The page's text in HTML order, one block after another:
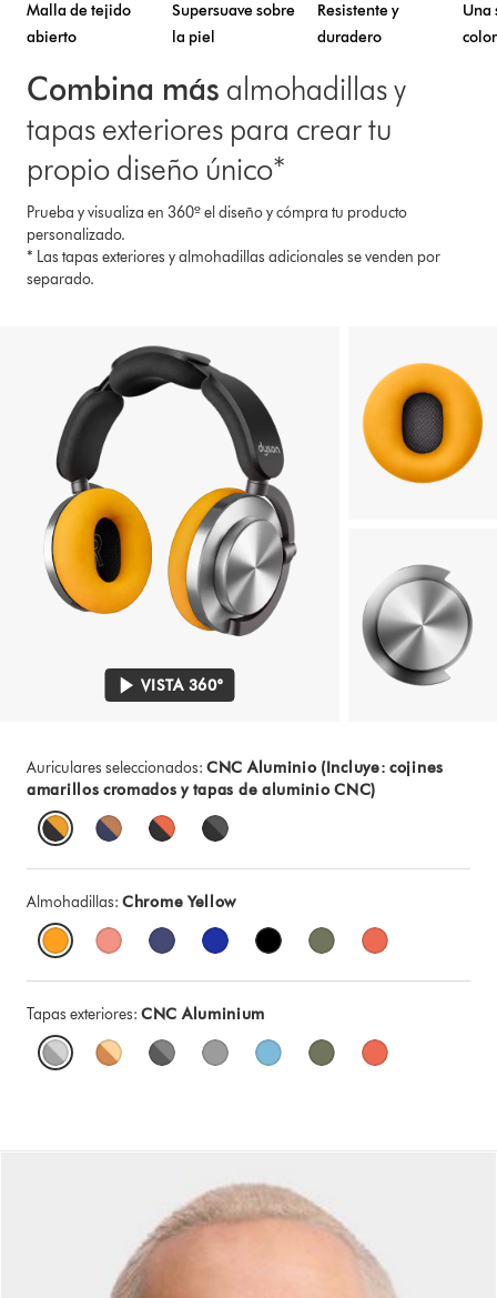
Malla de tejido
abierto
Supersuave sobre
la piel
Resistente y
duradero
Una
Combina más almohadillas y
tapas exteriores para crear tu
propio diseño único*
Prueba y visualiza en 360º el diseño y cómpra tu producto
personalizado.
* Las tapas exteriores y almohadillas adicionales se venden por
separado.
VISTA 360°
Auriculares seleccionados: CNC Aluminio (Incluye: cojines
amarillos cromados y tapas de aluminio CNC)
Almohadillas: Chrome Yellow
Tapas exteriores: CNC Aluminium